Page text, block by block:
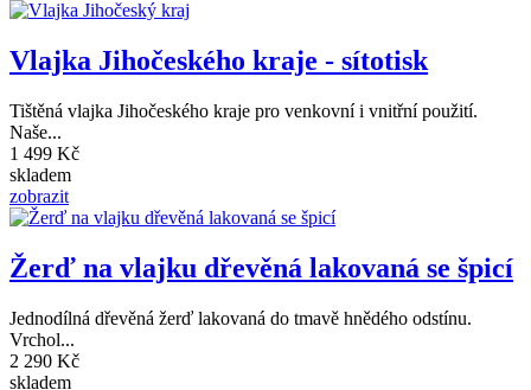
Vlajka Jihočeského kraje - sítotisk
Tištěná vlajka Jihočeského kraje pro venkovní i vnitřní použití.
Naše...
1 499 Kč
skladem
zobrazit
Žerď na vlajku dřevěná lakovaná se špicí
Jednodílná dřevěná žerď lakovaná do tmavě hnědého odstínu.
Vrchol...
2 290 Kč
skladem